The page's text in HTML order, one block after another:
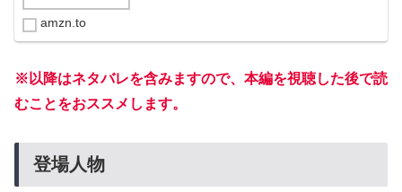
amzn.to
※以降はネタバレを含みますので、本編を視聴した後で読
むことをおススメします。
登場人物